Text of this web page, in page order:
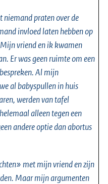
praten over de
invloed laten hebben op
vriend en ik kwamen
Er was geen ruimte om een
Al mijn
al babyspullen in huis
werden van tafel
alleen tegen een
andere optie dan abortus
met mijn vriend en zijn
Maar mijn argumenten